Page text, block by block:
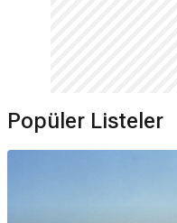
Popüler Listeler